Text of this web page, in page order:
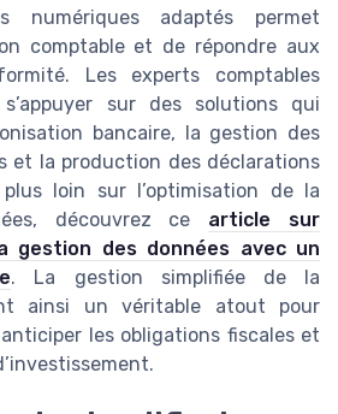
numériques adaptés permet
comptable et de répondre aux
Les experts comptables
sur des solutions qui
bancaire, la gestion des
et la production des déclarations
loin sur l’optimisation de la
découvrez ce article sur
gestion des données avec un
. La gestion simplifiée de la
ainsi un véritable atout pour
les obligations fiscales et